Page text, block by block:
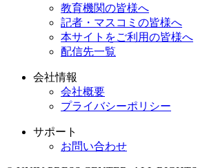
教育機関の皆様へ
記者・マスコミの皆様へ
本サイトをご利用の皆様へ
配信先一覧
会社情報
会社概要
プライバシーポリシー
サポート
お問い合わせ